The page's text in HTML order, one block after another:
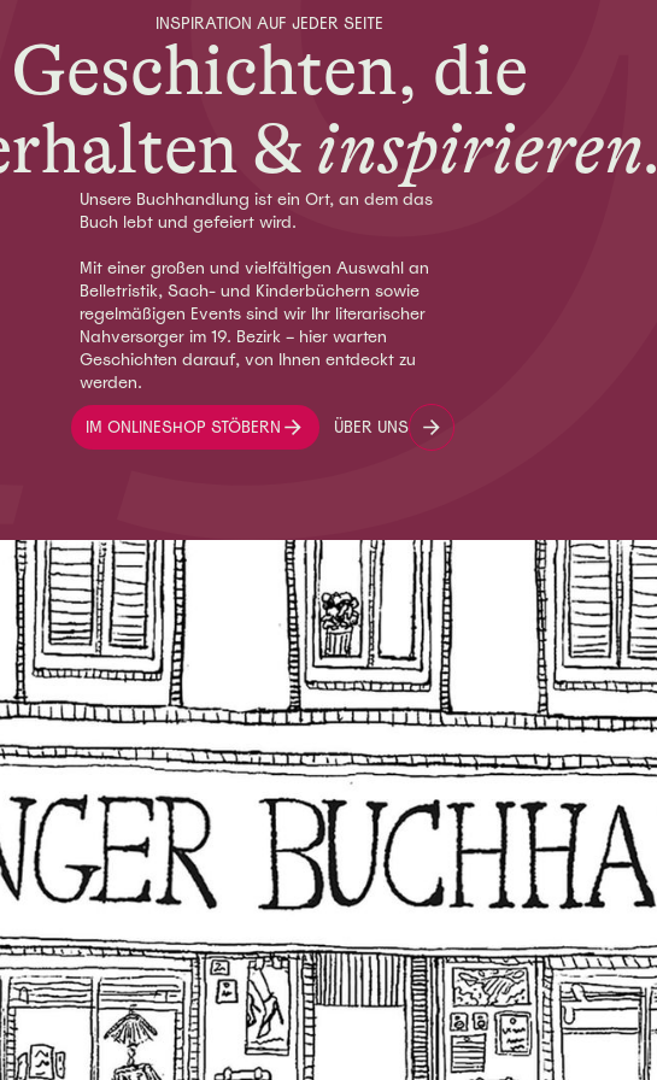
INSPIRATION AUF JEDER SEITE
Geschichten, die
& inspirieren.
Unsere Buchhandlung ist ein Ort, an dem das
Buch lebt und gefeiert wird.
Mit einer großen und vielfältigen Auswahl an
Belletristik, Sach- und Kinderbüchern sowie
regelmäßigen Events sind wir Ihr literarischer
Nahversorger im 19. Bezirk – hier warten
Geschichten darauf, von Ihnen entdeckt zu
werden.
IM ONLINESHOP STÖBERN ÜBER UNS